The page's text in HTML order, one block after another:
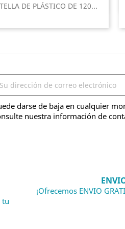
DE PLÁSTICO DE 120...
Vista rápida
darse de baja en cualquier
nuestra información de
tu
¡Ofrecemos ENVIO